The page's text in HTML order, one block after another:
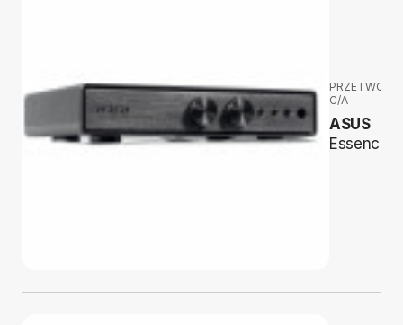
C/A
ASUS
Essence III